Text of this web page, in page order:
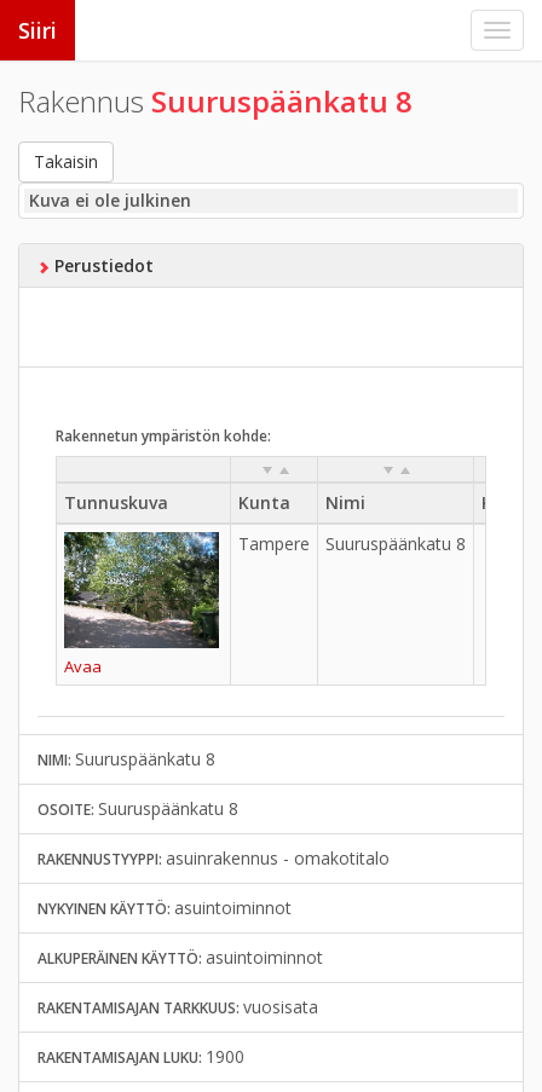
Siiri
Rakennus Suuruspäänkatu 8
Takaisin
Kuva ei ole julkinen
Perustiedot
Rakennetun ympäristön kohde:
Tunnuskuva Kunta Nimi Kylä
Avaa
Tampere Suuruspäänkatu 8
NIMI: Suuruspäänkatu 8
OSOITE: Suuruspäänkatu 8
RAKENNUSTYYPPI: asuinrakennus - omakotitalo
NYKYINEN KÄYTTÖ: asuintoiminnot
ALKUPERÄINEN KÄYTTÖ: asuintoiminnot
RAKENTAMISAJAN TARKKUUS: vuosisata
RAKENTAMISAJAN LUKU: 1900